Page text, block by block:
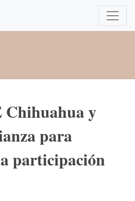
Chihuahua y
para
participación